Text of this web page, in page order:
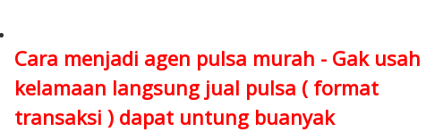
Cara menjadi agen pulsa murah - Gak usah
kelamaan langsung jual pulsa ( format
transaksi )dapat untung buanyak